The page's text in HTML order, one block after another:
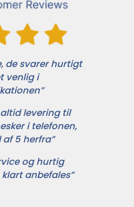
de svarer hurtigt
venlig i
levering til
i telefonen,
5 herfra”
og hurtig
anbefales”